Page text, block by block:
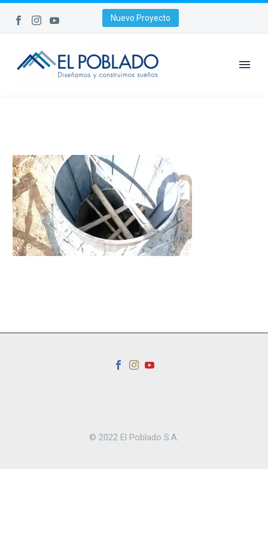
Nuevo Proyecto
© 2022 El Poblado S.A.